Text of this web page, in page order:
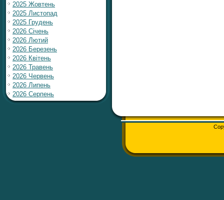
2025 Жовтень
2025 Листопад
2025 Грудень
2026 Січень
2026 Лютий
2026 Березень
2026 Квітень
2026 Травень
2026 Червень
2026 Липень
2026 Серпень